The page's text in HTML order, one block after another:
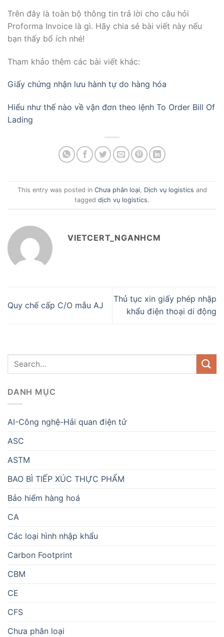
Trên đây là toàn bộ thông tin trả lời cho câu hỏi
Proforma Invoice là gì. Hãy chia sẻ bài viết này nếu
bạn thấy bổ ích nhé!
Tham khảo thêm các bài viết khác:
Giấy chứng nhận lưu hành tự do hàng hóa
Hiểu như thế nào về vận đơn theo lệnh To Order Bill Of
Lading
This entry was posted in Chưa phân loại, Dịch vụ logistics and
tagged dịch vụ logistics.
VIETCERT_NGANHCM
Quy chế cấp C/O mẫu AJ
Thủ tục xin giấy phép nhập
khẩu điện thoại di động
DANH MỤC
AI-Công nghệ-Hải quan điện tử
ASC
ASTM
BAO BÌ TIẾP XÚC THỰC PHẨM
Bảo hiểm hàng hoá
CA
Các loại hình nhập khẩu
Carbon Footprint
CBM
CE
CFS
Chưa phân loại